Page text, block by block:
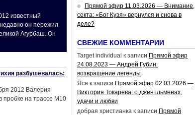
известный
он пережил
Агурбаш. Он
разбушевалась:
2012 Валерия
пробке на трассе М10
Прямой эфир 11.03.2026 — Внимание,
секта: «Бог Кузя» вернулся и снова в
деле?
СВЕЖИЕ КОММЕНТАРИИ
Target individual к записи Прямой эфир
24.08.2023 — Андрей Губин:
возвращение легенды
Яся к записи Прямой эфир 02.03.2026 —
Виктория Токарева: о джентльменах,
удачи и любви
добрая христианка к записи Прямой